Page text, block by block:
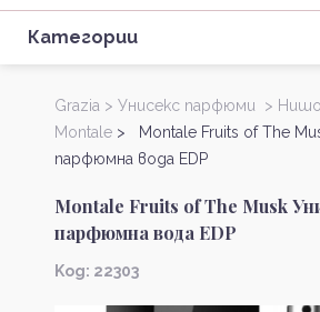
Категории
Grazia > Унисекс парфюми >
Montale > Montale Fruits of The
парфюмна вода EDP
Montale Fruits of The Musk
парфюмна вода EDP
Kод: 22303